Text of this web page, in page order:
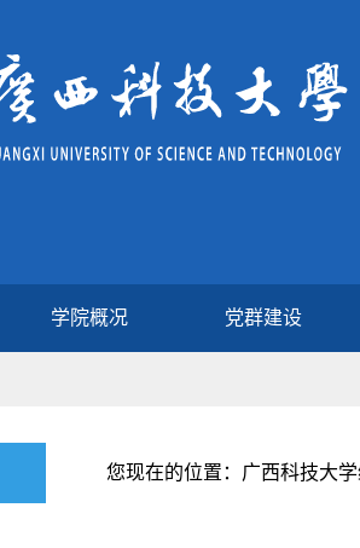
学院概况 党群建设
您现在的位置：广西科技大